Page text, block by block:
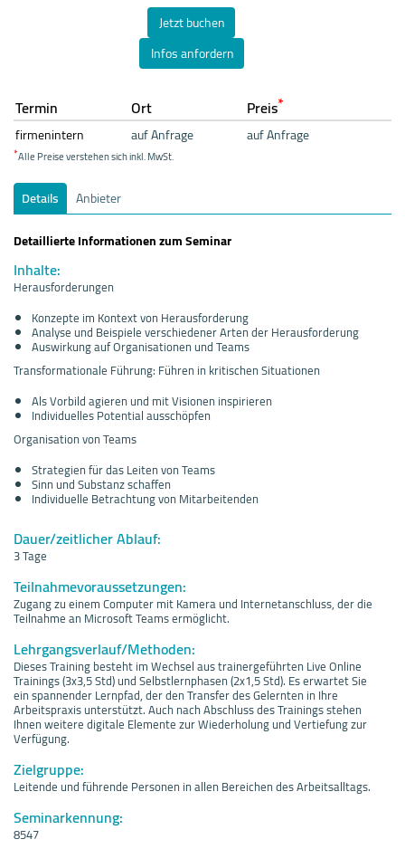
Jetzt buchen
Infos anfordern
Termin Ort Preis*
firmenintern auf Anfrage auf Anfrage
*Alle Preise verstehen sich inkl. MwSt.
Details
Anbieter
Detaillierte Informationen zum Seminar
Inhalte:
Herausforderungen
Konzepte im Kontext von Herausforderung
Analyse und Beispiele verschiedener Arten der Herausforderung
Auswirkung auf Organisationen und Teams
Transformationale Führung: Führen in kritischen Situationen
Als Vorbild agieren und mit Visionen inspirieren
Individuelles Potential ausschöpfen
Organisation von Teams
Strategien für das Leiten von Teams
Sinn und Substanz schaffen
Individuelle Betrachtung von Mitarbeitenden
Dauer/zeitlicher Ablauf:
3 Tage
Teilnahmevoraussetzungen:
Zugang zu einem Computer mit Kamera und Internetanschluss, der die
Teilnahme an Microsoft Teams ermöglicht.
Lehrgangsverlauf/Methoden:
Dieses Training besteht im Wechsel aus trainergeführten Live Online
Trainings (3x3,5 Std) und Selbstlernphasen (2x1,5 Std). Es erwartet Sie
ein spannender Lernpfad, der den Transfer des Gelernten in Ihre
Arbeitspraxis unterstützt. Auch nach Abschluss des Trainings stehen
Ihnen weitere digitale Elemente zur Wiederholung und Vertiefung zur
Verfügung.
Zielgruppe:
Leitende und führende Personen in allen Bereichen des Arbeitsalltags.
Seminarkennung:
8547